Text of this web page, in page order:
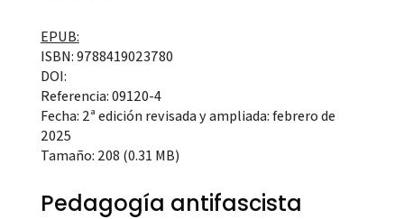
EPUB:
ISBN: 9788419023780
DOI:
Referencia: 09120-4
Fecha: 2ª edición revisada y ampliada: febrero de
2025
Tamaño: 208 (0.31 MB)
Pedagogía antifascista